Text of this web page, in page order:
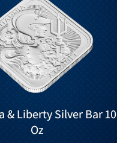
& Liberty Silver Bar 10
Oz